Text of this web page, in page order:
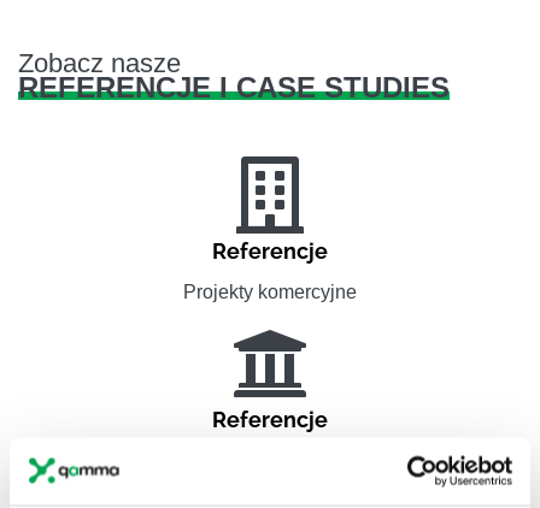
Zobacz nasze
REFERENCJE I CASE STUDIES
Referencje
Projekty komercyjne
Referencje